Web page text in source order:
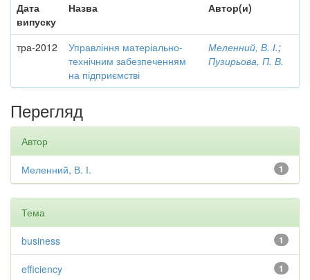
Дата
випуску
Назва Автор(и)
тра-2012
Управління матеріально-
технічним забезпеченням
на підприємстві
Меленний, В. І.;
Пузирьова, П. В.
Перегляд
Автор
1
Меленний, В. І.
Тема
1
business
1
efficiency